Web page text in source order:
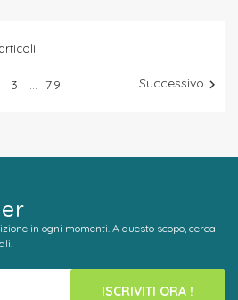
3 79 Successivo 
in ogni momenti. A questo scopo, cerca
ISCRIVITI ORA !